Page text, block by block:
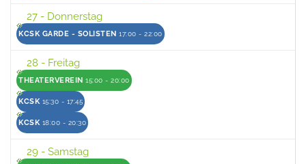
27 - Donnerstag
KCSK GARDE - SOLISTEN 17:00 - 22:00
28 - Freitag
THEATERVEREIN 15:00 - 20:00
KCSK 15:30 - 17:45
KCSK 18:00 - 20:30
29 - Samstag